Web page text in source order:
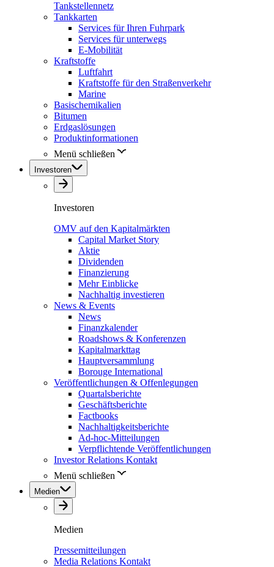
Tankstellennetz
Tankkarten
Services für Ihren Fuhrpark
Services für unterwegs
E-Mobilität
Kraftstoffe
Luftfahrt
Kraftstoffe für den Straßenverkehr
Marine
Basischemikalien
Bitumen
Erdgaslösungen
Produktinformationen
Menü schließen
Investoren
Investoren
OMV auf den Kapitalmärkten
Capital Market Story
Aktie
Dividenden
Finanzierung
Mehr Einblicke
Nachhaltig investieren
News & Events
News
Finanzkalender
Roadshows & Konferenzen
Kapitalmarkttag
Hauptversammlung
Borouge International
Veröffentlichungen & Offenlegungen
Quartalsberichte
Geschäftsberichte
Factbooks
Nachhaltigkeitsberichte
Ad-hoc-Mitteilungen
Verpflichtende Veröffentlichungen
Investor Relations Kontakt
Menü schließen
Medien
Medien
Pressemitteilungen
Media Relations Kontakt